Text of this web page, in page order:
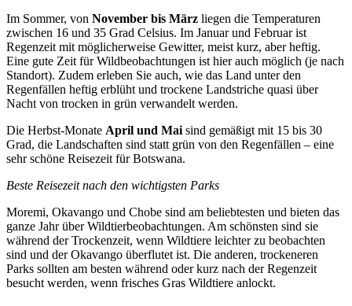
Im Sommer, von November bis März liegen die Temperaturen
zwischen 16 und 35 Grad Celsius. Im Januar und Februar ist
Regenzeit mit möglicherweise Gewitter, meist kurz, aber heftig.
Eine gute Zeit für Wildbeobachtungen ist hier auch möglich (je nach
Standort). Zudem erleben Sie auch, wie das Land unter den
Regenfällen heftig erblüht und trockene Landstriche quasi über
Nacht von trocken in grün verwandelt werden.
Die Herbst-Monate April und Maisind gemäßigt mit 15 bis 30
Grad, die Landschaften sind statt grün von den Regenfällen – eine
sehr schöne Reisezeit für Botswana.
Beste Reisezeit nach den wichtigsten Parks
Moremi, Okavango und Chobe sind am beliebtesten und bieten das
ganze Jahr über Wildtierbeobachtungen. Am schönsten sind sie
während der Trockenzeit, wenn Wildtiere leichter zu beobachten
sind und der Okavango überflutet ist. Die anderen, trockeneren
Parks sollten am besten während oder kurz nach der Regenzeit
besucht werden, wenn frisches Gras Wildtiere anlockt.